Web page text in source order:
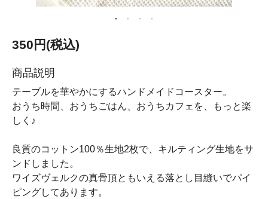
350円(税込)
商品説明
テーブルを華やかにするハンドメイドコースター。
おうち時間、おうちごはん、おうちカフェを、もっと楽
しく♪
良質のコットン100％生地2枚で、キルティング生地をサ
ンドしました。
ワイズヴェルクの真骨頂ともいえる落とし目縫いでパイ
ピングしてあります。